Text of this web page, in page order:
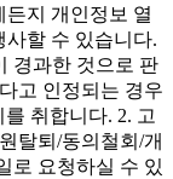
지 개인정보 열
사할 수 있습니다.
경과한 것으로 판
고 인정되는 경우
취합니다. 2. 고
탈퇴/동의철회/개
로 요청하실 수 있